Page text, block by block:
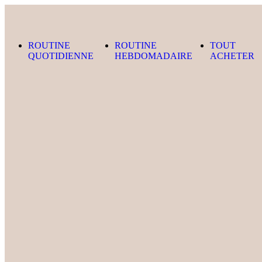
ROUTINE
QUOTIDIENNE
ROUTINE
HEBDOMADAIRE
TOUT
ACHETER